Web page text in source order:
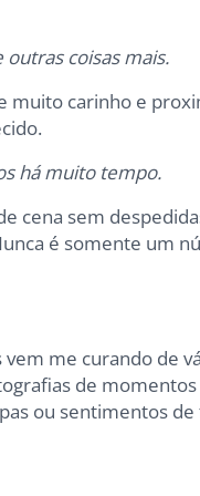
coisas mais.
carinho e
há muito tempo.
cena sem
é somente um
me curando de
de
ou sentimentos